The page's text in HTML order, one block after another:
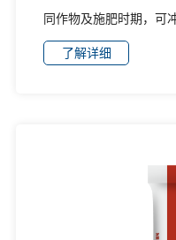
同作物及施肥时期，可
米）；或将本品溶解过
了解详细